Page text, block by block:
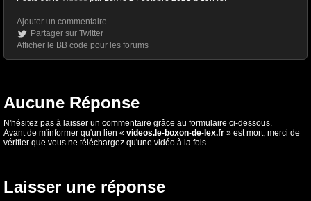
Ajouter un commentaire
Partager sur Twitter
Afficher le BB code pour les forums
Aucune Réponse
N'hésitez pas à laisser un commentaire grâce au formulaire ci-dessous.
Avant de m'informer qu'un lien « videos.le-boxon-de-lex.fr » est mort, merci de
vérifier que vous ne téléchargez qu'une vidéo à la fois.
Laisser une réponse